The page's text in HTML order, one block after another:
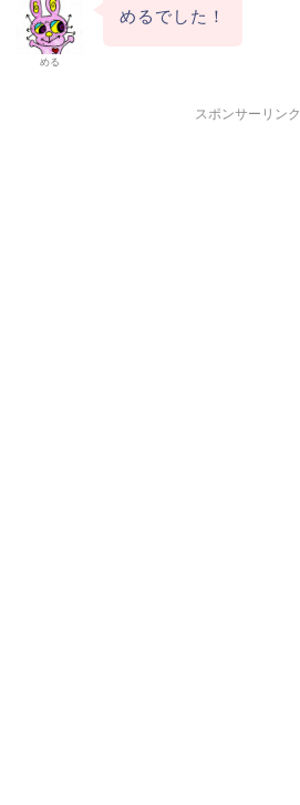
める
めるでした！
スポンサーリンク